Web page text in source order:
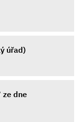
úřad)
ze dne